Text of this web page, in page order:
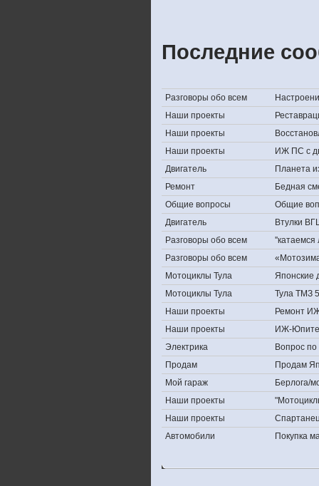
Последние
Разговоры обо всем
Наши проекты
Наши проекты
Наши проекты
ИЖ ПС с
Двигатель
Планета
Ремонт
Бедная
Общие вопросы
Общие
Двигатель
Втулки
Разговоры обо всем
Разговоры обо всем
Мотоциклы Тула
Японские
Мотоциклы Тула
Тула ТМЗ
Наши проекты
Ремонт
Наши проекты
ИЖ-
Электрика
Вопрос по
Продам
Продам
Мой гараж
Берлога/
Наши проекты
Наши проекты
Автомобили
Покупка